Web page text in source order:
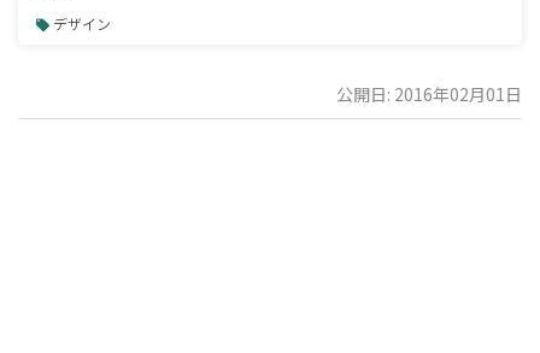
デザイン
公開日: 2016年02月01日